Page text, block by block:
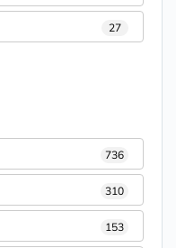
27
736
310
153